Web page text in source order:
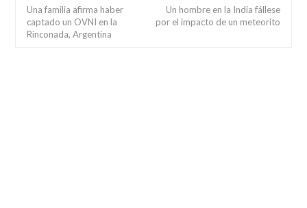
Una familia afirma haber
captado un OVNI en la
Rinconada, Argentina
Un hombre en la India fállese
por el impacto de un meteorito